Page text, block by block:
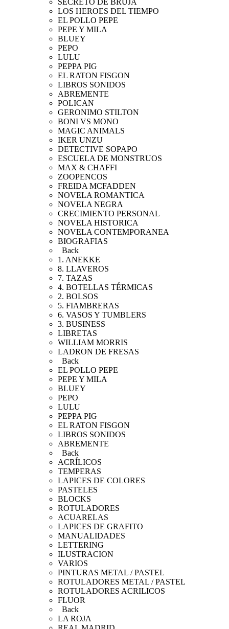
SECRETO DE BRUJA
LOS HEROES DEL TIEMPO
EL POLLO PEPE
PEPE Y MILA
BLUEY
PEPO
LULU
PEPPA PIG
EL RATON FISGON
LIBROS SONIDOS
ABREMENTE
POLICAN
GERONIMO STILTON
BONI VS MONO
MAGIC ANIMALS
IKER UNZU
DETECTIVE SOPAPO
ESCUELA DE MONSTRUOS
MAX & CHAFFI
ZOOPENCOS
FREIDA MCFADDEN
NOVELA ROMANTICA
NOVELA NEGRA
CRECIMIENTO PERSONAL
NOVELA HISTORICA
NOVELA CONTEMPORANEA
BIOGRAFIAS
Back
1. ANEKKE
8. LLAVEROS
7. TAZAS
4. BOTELLAS TÉRMICAS
2. BOLSOS
5. FIAMBRERAS
6. VASOS Y TUMBLERS
3. BUSINESS
LIBRETAS
WILLIAM MORRIS
LADRON DE FRESAS
Back
EL POLLO PEPE
PEPE Y MILA
BLUEY
PEPO
LULU
PEPPA PIG
EL RATON FISGON
LIBROS SONIDOS
ABREMENTE
Back
ACRÍLICOS
TEMPERAS
LAPICES DE COLORES
PASTELES
BLOCKS
ROTULADORES
ACUARELAS
LAPICES DE GRAFITO
MANUALIDADES
LETTERING
ILUSTRACION
VARIOS
PINTURAS METAL / PASTEL
ROTULADORES METAL / PASTEL
ROTULADORES ACRILICOS
FLUOR
Back
LA ROJA